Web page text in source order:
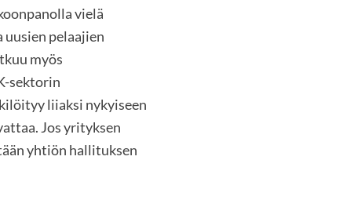
vielä
uusien pelaajien
myös
sektorin
liiaksi nykyiseen
Jos yrityksen
yhtiön hallituksen